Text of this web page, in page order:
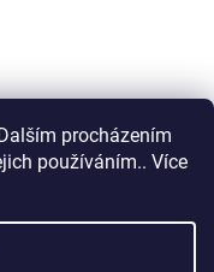
procházením
používáním.. Více